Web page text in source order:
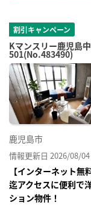
割引キャンペーン
Kマンスリー鹿児島
501(No.483490)
鹿児島市
情報更新日 2026/08/
【インターネット
迄アクセスに便利で
ション物件！